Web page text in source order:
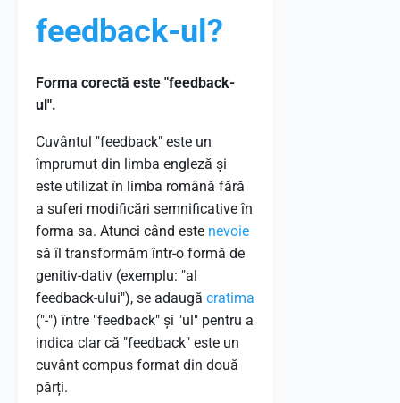
feedback-ul?
Forma corectă este "feedback-
ul".
Cuvântul "feedback" este un
împrumut din limba engleză și
este utilizat în limba română fără
a suferi modificări semnificative în
forma sa. Atunci când este nevoie
să îl transformăm într-o formă de
genitiv-dativ (exemplu: "al
feedback-ului"), se adaugă cratima
("-") între "feedback" și "ul" pentru a
indica clar că "feedback" este un
cuvânt compus format din două
părți.